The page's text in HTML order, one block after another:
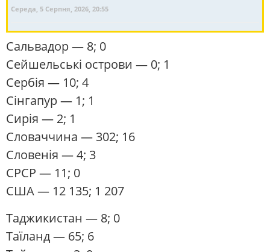
Середа, 5 Серпня, 2026, 20:55
Сальвадор— 8; 0
Сейшельські острови — 0; 1
Сербія — 10; 4
Сінгапур— 1; 1
Сирія — 2; 1
Словаччина — 302; 16
Словенія — 4; 3
СРСР — 11; 0
США— 12 135; 1 207
Таджикистан — 8; 0
Таїланд— 65; 6